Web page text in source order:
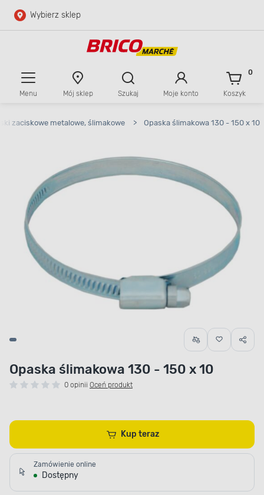
Przejdź do głównej zawartości
Wybierz sklep
Menu Mój sklep Szukaj Moje konto Koszyk
0
zaciskowe metalowe, ślimakowe > Opaska ślimakowa 130 - 150 x 10
Opaska ślimakowa 130 - 150 x 10
0 opinii Oceń produkt
Kup teraz
Zamówienie online
Dostępny